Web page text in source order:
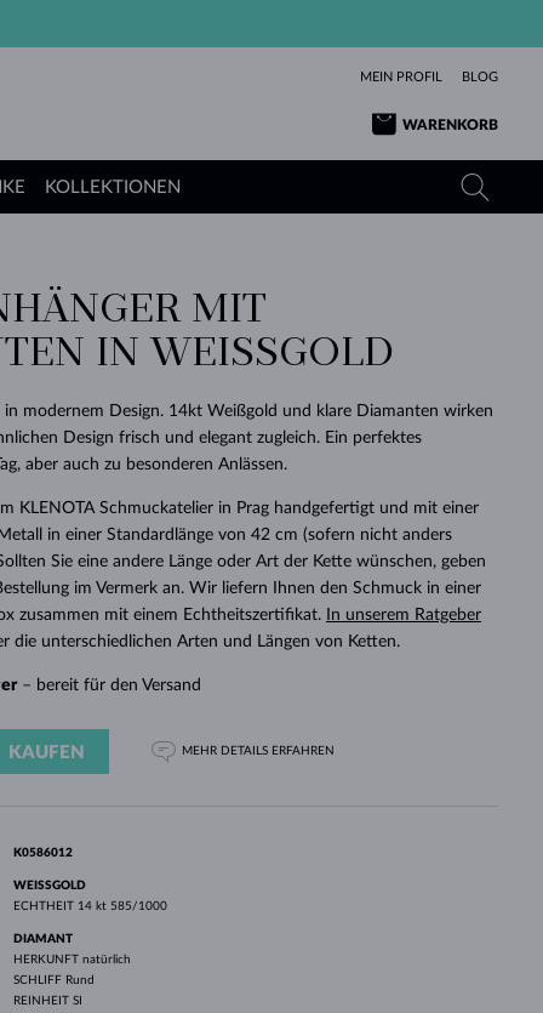
MEIN PROFIL BLOG
WARENKORB
RICHTIGEN
DURCHSEHEN
LIEBE
DURCHSEHEN
GELBGOLD
ROSÉGOLD
ANGEBOT
DURCHSEHEN
TANSANITE
TOPASE
TURMALINE
MOLDAVITE
WEISSGOLD
SCHÖN
DURCHSEHEN
TURMALINE
MOLDAVITE
MINERALKETTEN
PERLEN ANHÄNGER
ROSÉGOLD
SIMPLEN
DINGE
DURCHSEHEN
ARMBÄNDER
DURCHSEHEN
PERLEN
DURCHSEHEN
SAPHIRE
SMARAGDE
MOLDAVITE
MINERALIEN
WEISSGOLD
KLENOTA
DURCHSEHEN
SCHENKEN
DURCHSEHEN
KOLLEKTIONEN
KOLLEKTIONEN
DURCHSEHEN
MIT
IN WEISSGOLD
in modernem Design. 14kt Weißgold und klare Diamanten wirken
Design frisch und elegant zugleich. Ein perfektes
aber auch zu besonderen Anlässen.
KLENOTA Schmuckatelier in Prag handgefertigt und mit einer
in einer Standardlänge von 42 cm (sofern nicht anders
Sie eine andere Länge oder Art der Kette wünschen, geben
im Vermerk an. Wir liefern Ihnen den Schmuck in einer
zusammen mit einem Echtheitszertifikat.
In unserem Ratgeber
die unterschiedlichen Arten und Längen von Ketten.
– bereit für den Versand
KAUFEN MEHR DETAILS ERFAHREN
K0586012
WEISSGOLD
ECHTHEIT 14 kt 585/1000
DIAMANT
HERKUNFT natürlich
SCHLIFF Rund
REINHEIT SI